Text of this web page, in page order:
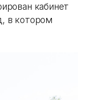
кабинет
в котором